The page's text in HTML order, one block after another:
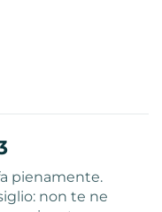
pienamente.
non te ne